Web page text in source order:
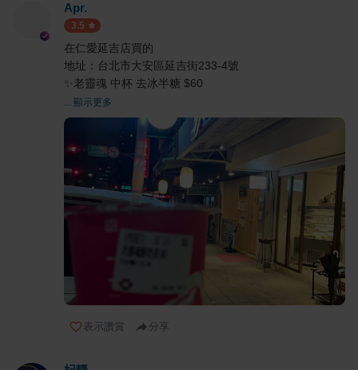
Apr.
3.5
在仁愛延吉店買的
地址：台北市大安區延吉街233-4號
✨老靈魂 中杯 去冰半糖 $60
... 顯示更多
表示讚賞 分享